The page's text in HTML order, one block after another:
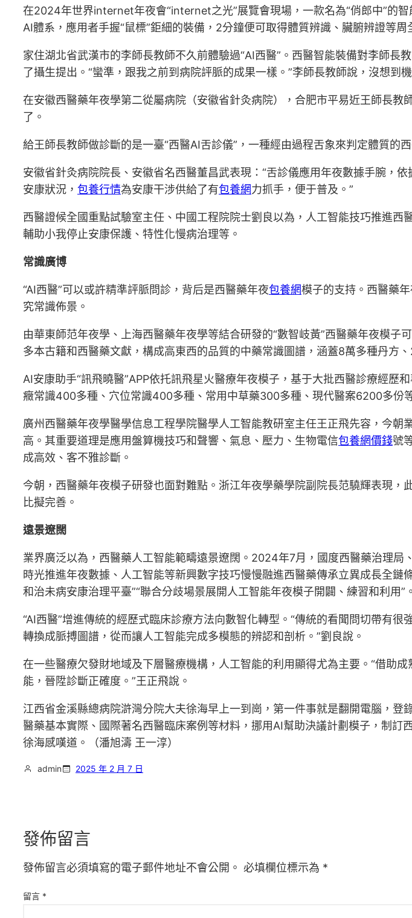
在2024年世界internet年夜會“internet之光”展覽會現場，一款名為“俏郎中”的
AI體系，應用者手握“鼠標”鉅細的裝備，2分鐘便可取得體質辨識、臟腑辨證等
家住湖北省武漢市的李師長教師不久前體驗過“AI西醫”。西醫智能裝備對李師
了攝生提出。“蠻準，跟我之前到病院評脈的成果一樣。”李師長教師說，沒想到
在安徽西醫藥年夜學第二從屬病院（安徽省針灸病院），合肥市平易近王師長
了。
給王師長教師做診斷的是一臺“西醫AI舌診儀”，一種經由過程舌象來判定體質的
安徽省針灸病院院長、安徽省名西醫董昌武表現：“舌診儀應用年夜數據手腕，
安康狀況， 包養行情為安康干涉供給了有包養網力抓手，便于普及。”
西醫證候全國重點試驗室主任、中國工程院院士劉良以為，人工智能技巧推進
輔助小我停止安康保護、特性化慢病治理等。
常識廣博
“AI西醫”可以或許精準評脈問診，背后是西醫藥年夜包養網模子的支持。西醫藥
究常識佈景。
由華東師范年夜學、上海西醫藥年夜學等結合研發的“數智岐黃”西醫藥年夜模
多本古籍和西醫藥文獻，構成高東西的品質的中藥常識圖譜，涵蓋8萬多種丹方
AI安康助手“訊飛曉醫”APP依托訊飛星火醫療年夜模子，基于大批西醫診療經
癥常識400多種、穴位常識400多種、常用中草藥300多種、現代醫案6200多份
廣州西醫藥年夜學醫學信息工程學院醫學人工智能教研室主任王正飛先容，今
高。其重要道理是應用盤算機技巧和聲響、氣息、壓力、生物電信包養網價錢號
成高效、客不雅診斷。
今朝，西醫藥年夜模子研發也面對難點。浙江年夜學藥學院副院長范驍輝表現
比擬完善。
遠景遼闊
業界廣泛以為，西醫藥人工智能範疇遠景遼闊。2024年7月，國度西醫藥治理
時光推進年夜數據、人工智能等新興數字技巧慢慢融進西醫藥傳承立異成長全
和治未病安康治理平臺”“聯合分歧場景展開人工智能年夜模子開闢、練習和利用”。
“AI西醫”增進傳統的經歷式臨床診療方法向數智化轉型。“傳統的看聞問切帶有
轉換成脈搏圖譜，從而讓人工智能完成多模態的辨認和剖析。”劉良說。
在一些醫療欠發財地域及下層醫療機構，人工智能的利用顯得尤為主要。“借助
能，晉陞診斷正確度。”王正飛說。
江西省金溪縣總病院滸灣分院大夫徐海早上一到崗，第一件事就是翻開電腦，
醫藥基本實際、國際著名西醫臨床案例等材料，挪用AI幫助決議計劃模子，制
徐海感嘆道。（潘旭濤 王一淳）
admin 2025 年 2 月 7 日
發佈留言
發佈留言必須填寫的電子郵件地址不會公開。 必填欄位標示為 *
留言 *